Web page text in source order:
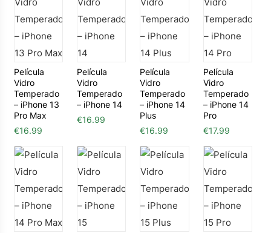
Película
Vidro
Temperado
– iPhone 13
Pro Max
€16.99
Película
Vidro
Temperado
– iPhone 14
€16.99
Película
Vidro
Temperado
– iPhone 14
Plus
€16.99
Película
Vidro
Temperado
– iPhone 14
Pro
€17.99